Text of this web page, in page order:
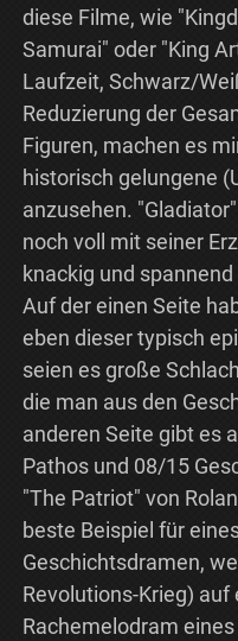
diese Filme, wie
Samurai" oder "King
Laufzeit, Schwarz/
Reduzierung der
Figuren, machen es
historisch gelungene
anzusehen.
noch voll mit seiner
knackig und spannend
Auf der einen Seite
eben dieser typisch
seien es große
die man aus den
anderen Seite gibt es
Pathos und 08/15
"The Patriot" von
beste Beispiel für
Geschichtsdramen,
Revolutions-Krieg)
Rachemelodram